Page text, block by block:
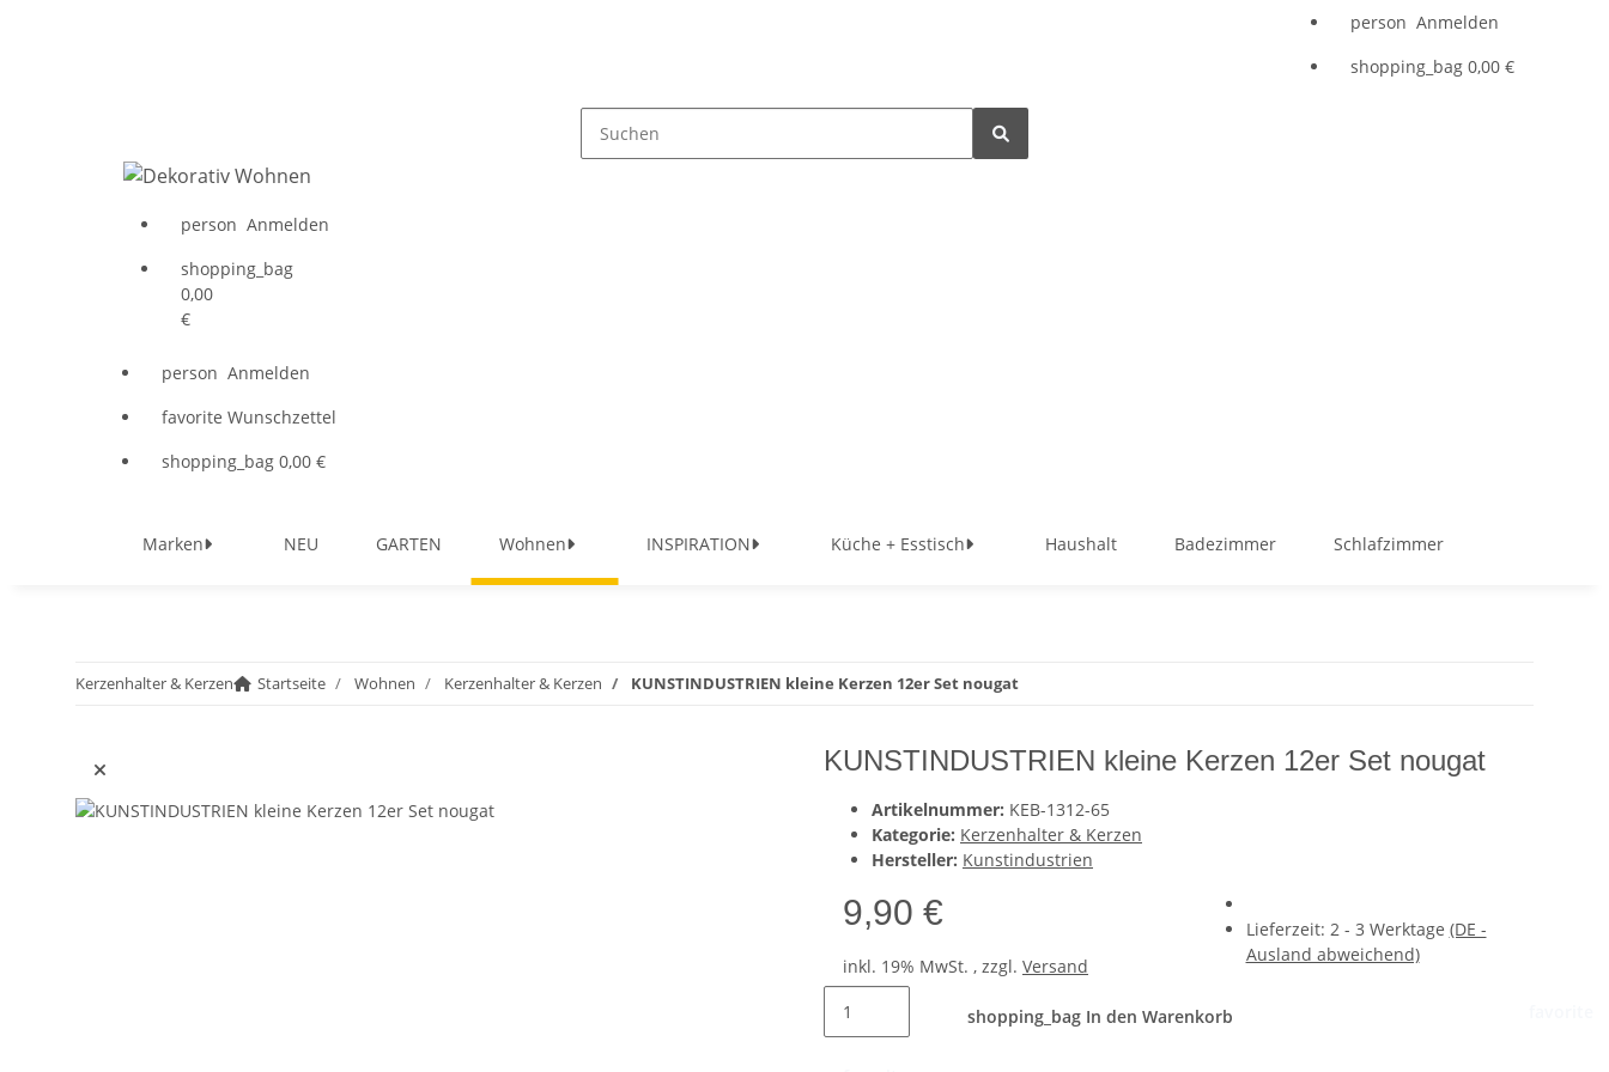
person Anmelden
shopping_bag 0,00 €
person Anmelden
shopping_bag
0,00
€
person Anmelden
favorite Wunschzettel
shopping_bag 0,00 €
Marken NEU GARTEN Wohnen INSPIRATION Küche + Esstisch Haushalt Badezimmer Schlafzimmer
Kerzenhalter & Kerzen Startseite Wohnen Kerzenhalter & Kerzen KUNSTINDUSTRIEN kleine Kerzen 12er Set nougat
KUNSTINDUSTRIEN kleine Kerzen 12er Set nougat
Artikelnummer: KEB-1312-65
Kategorie: Kerzenhalter & Kerzen
Hersteller: Kunstindustrien
9,90 €
inkl. 19% MwSt. , zzgl. Versand
Lieferzeit: 2 - 3 Werktage (DE -
Ausland abweichend)
shopping_bag In den Warenkorb